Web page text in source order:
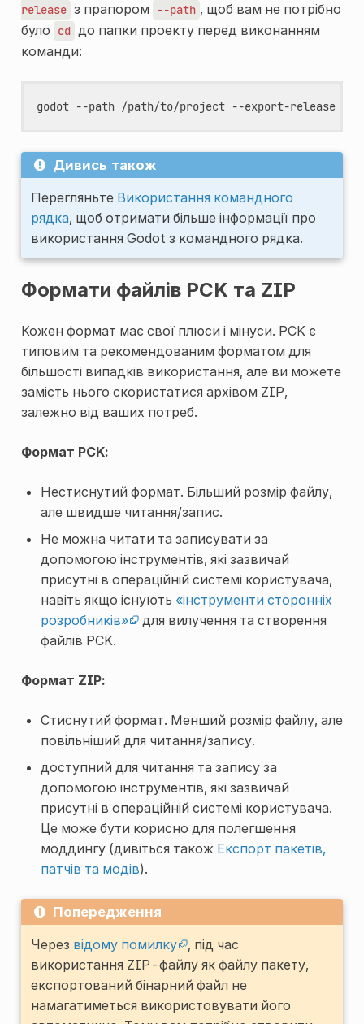
release з прапором --path , щоб вам не потрібно
було
cd до папки проекту перед виконанням
команди:
godot --path /path/to/project --export-release
Дивись також
Перегляньте Використання командного
рядка, щоб отримати більше інформації про
використання Godot з командного рядка.
Формати файлів PCK та ZIP
Кожен формат має свої плюси і мінуси. PCK є
типовим та рекомендованим форматом для
більшості випадків використання, але ви можете
замість нього скористатися архівом ZIP,
залежно від ваших потреб.
Формат PCK:
Нестиснутий формат. Більший розмір файлу,
але швидше читання/запис.
Не можна читати та записувати за
допомогою інструментів, які зазвичай
присутні в операційній системі користувача,
навіть якщо існують «інструменти сторонніх
розробників»
для вилучення та створення
файлів PCK.
Формат ZIP:
Стиснутий формат. Менший розмір файлу, але
повільніший для читання/запису.
доступний для читання та запису за
допомогою інструментів, які зазвичай
присутні в операційній системі користувача.
Це може бути корисно для полегшення
моддингу (дивіться також Експорт пакетів,
патчів та модів).
Попередження
Через відому помилку
, під час
використання ZIP-файлу як файлу пакету,
експортований бінарний файл не
намагатиметься використовувати його